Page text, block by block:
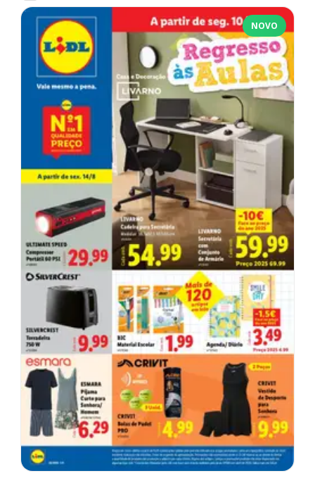
NOVO